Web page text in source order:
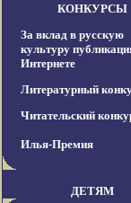
КОНКУРСЫ
За вклад в русскую
культуру
Интернете
Литературный
Читательский
Илья-Премия
ДЕТЯМ